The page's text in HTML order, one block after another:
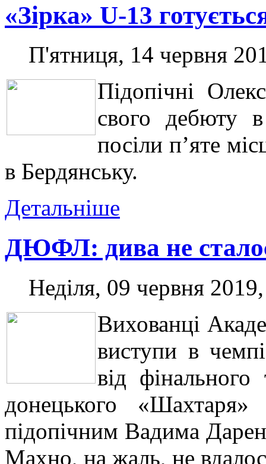
«Зірка» U-13
П'ятниця, 14 червня
Підопічні
свого дебюту
посіли п’яте
в Бердянську.
Детальніше
ДЮФЛ: дива не
Неділя, 09 червня
Вихованці
виступи в
від фінального
донецького
підопічним Вадима
Махно, на жаль, не